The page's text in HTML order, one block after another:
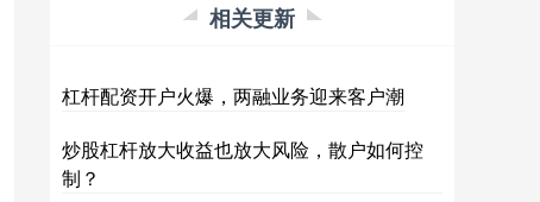
相关更新
杠杆配资开户火爆，两融业务迎来客户潮
炒股杠杆放大收益也放大风险，散户如何控
制？